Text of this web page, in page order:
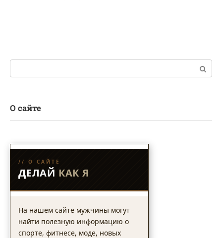
Поиск:
О сайте
// О САЙТЕ
ДЕЛАЙ КАК Я
На нашем сайте мужчины могут
найти полезную информацию о
спорте, фитнесе, моде, новых